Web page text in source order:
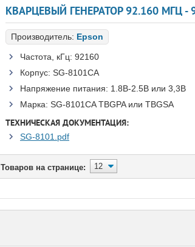
Производитель: Epson
Частота, кГц: 92160
Корпус: SG-8101CA
Напряжение питания: 1.8В-2.5B или 3,3B
Марка: SG-8101CA TBGPA или TBGSA
ТЕХНИЧЕСКАЯ ДОКУМЕНТАЦИЯ:
SG-8101.pdf
Товаров на странице: